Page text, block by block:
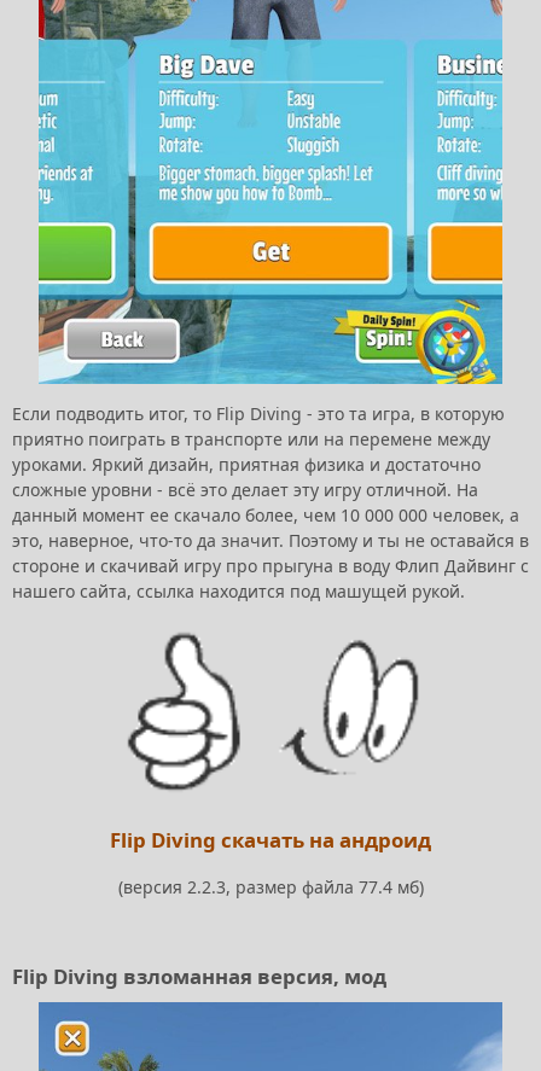
Если подводить итог, то Flip Diving - это та игра, в которую
приятно поиграть в транспорте или на перемене между
уроками. Яркий дизайн, приятная физика и достаточно
сложные уровни - всё это делает эту игру отличной. На
данный момент ее скачало более, чем 10 000 000 человек, а
это, наверное, что-то да значит. Поэтому и ты не оставайся в
стороне и скачивай игру про прыгуна в воду Флип Дайвинг с
нашего сайта, ссылка находится под машущей рукой.
Flip Diving скачать на андроид
(версия 2.2.3, размер файла 77.4 мб)
Flip Diving взломанная версия, мод